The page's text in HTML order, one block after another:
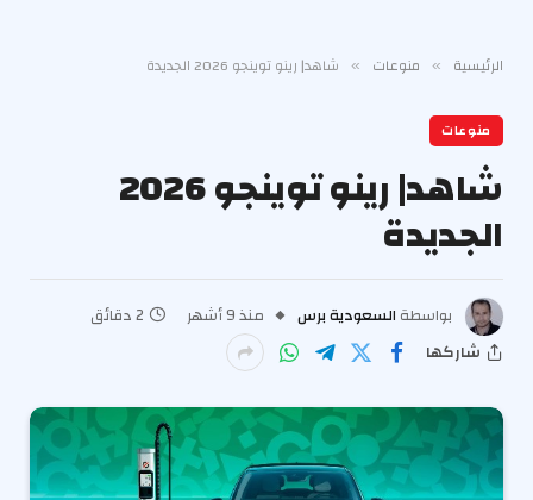
الرئيسية » منوعات » شاهد| رينو توينجو 2026 الجديدة
منوعات
شاهد| رينو توينجو 2026
الجديدة
بواسطة السعودية برس منذ 9 أشهر
2 دقائق
شاركها